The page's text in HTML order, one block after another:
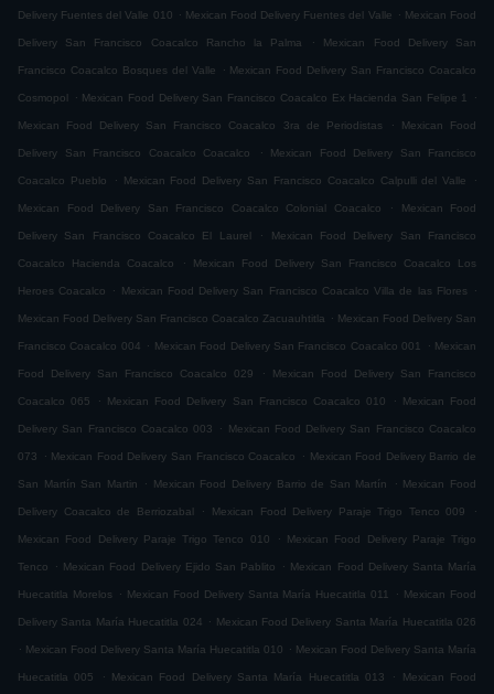
Delivery Fuentes del Valle 010 . Mexican Food Delivery Fuentes del Valle . Mexican Food
Delivery San Francisco Coacalco Rancho la Palma . Mexican Food Delivery San
Francisco Coacalco Bosques del Valle . Mexican Food Delivery San Francisco Coacalco
Cosmopol . Mexican Food Delivery San Francisco Coacalco Ex Hacienda San Felipe 1 .
Mexican Food Delivery San Francisco Coacalco 3ra de Periodistas . Mexican Food
Delivery San Francisco Coacalco Coacalco . Mexican Food Delivery San Francisco
Coacalco Pueblo . Mexican Food Delivery San Francisco Coacalco Calpulli del Valle .
Mexican Food Delivery San Francisco Coacalco Colonial Coacalco . Mexican Food
Delivery San Francisco Coacalco El Laurel . Mexican Food Delivery San Francisco
Coacalco Hacienda Coacalco . Mexican Food Delivery San Francisco Coacalco Los
Heroes Coacalco . Mexican Food Delivery San Francisco Coacalco Villa de las Flores .
Mexican Food Delivery San Francisco Coacalco Zacuauhtitla . Mexican Food Delivery San
Francisco Coacalco 004 . Mexican Food Delivery San Francisco Coacalco 001 . Mexican
Food Delivery San Francisco Coacalco 029 . Mexican Food Delivery San Francisco
Coacalco 065 . Mexican Food Delivery San Francisco Coacalco 010 . Mexican Food
Delivery San Francisco Coacalco 003 . Mexican Food Delivery San Francisco Coacalco
073 . Mexican Food Delivery San Francisco Coacalco . Mexican Food Delivery Barrio de
San Martín San Martin . Mexican Food Delivery Barrio de San Martín . Mexican Food
Delivery Coacalco de Berriozabal . Mexican Food Delivery Paraje Trigo Tenco 009 .
Mexican Food Delivery Paraje Trigo Tenco 010 . Mexican Food Delivery Paraje Trigo
Tenco . Mexican Food Delivery Ejido San Pablito . Mexican Food Delivery Santa María
Huecatitla Morelos . Mexican Food Delivery Santa María Huecatitla 011 . Mexican Food
Delivery Santa María Huecatitla 024 . Mexican Food Delivery Santa María Huecatitla 026
. Mexican Food Delivery Santa María Huecatitla 010 . Mexican Food Delivery Santa María
Huecatitla 005 . Mexican Food Delivery Santa María Huecatitla 013 . Mexican Food